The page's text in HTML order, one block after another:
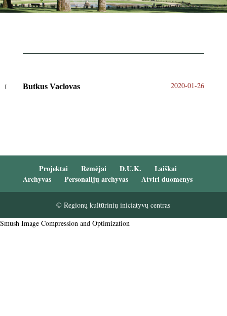
Butkus Vaclovas 2020-01-26
Projektai Remėjai D.U.K.
Laiškai
Archyvas
Personalijų archyvas Atviri duomenys
© Regionų kultūrinių iniciatyvų centras
Smush Image Compression and Optimization